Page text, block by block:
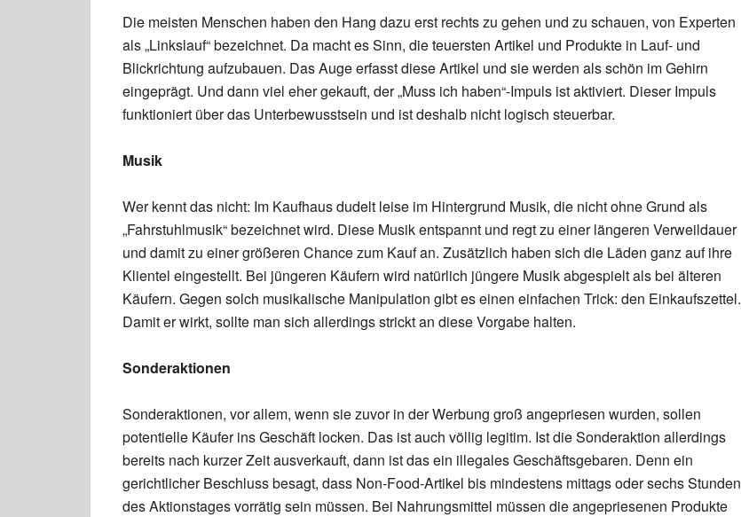
Die meisten Menschen haben den Hang dazu erst rechts zu gehen und zu schauen, von Experten
als „Linkslauf“ bezeichnet. Da macht es Sinn, die teuersten Artikel und Produkte in Lauf- und
Blickrichtung aufzubauen. Das Auge erfasst diese Artikel und sie werden als schön im Gehirn
eingeprägt. Und dann viel eher gekauft, der „Muss ich haben“-Impuls ist aktiviert. Dieser Impuls
funktioniert über das Unterbewusstsein und ist deshalb nicht logisch steuerbar.
Musik
Wer kennt das nicht: Im Kaufhaus dudelt leise im Hintergrund Musik, die nicht ohne Grund als
„Fahrstuhlmusik“ bezeichnet wird. Diese Musik entspannt und regt zu einer längeren Verweildauer
und damit zu einer größeren Chance zum Kauf an. Zusätzlich haben sich die Läden ganz auf ihre
Klientel eingestellt. Bei jüngeren Käufern wird natürlich jüngere Musik abgespielt als bei älteren
Käufern. Gegen solch musikalische Manipulation gibt es einen einfachen Trick: den Einkaufszettel.
Damit er wirkt, sollte man sich allerdings strickt an diese Vorgabe halten.
Sonderaktionen
Sonderaktionen, vor allem, wenn sie zuvor in der Werbung groß angepriesen wurden, sollen
potentielle Käufer ins Geschäft locken. Das ist auch völlig legitim. Ist die Sonderaktion allerdings
bereits nach kurzer Zeit ausverkauft, dann ist das ein illegales Geschäftsgebaren. Denn ein
gerichtlicher Beschluss besagt, dass Non-Food-Artikel bis mindestens mittags oder sechs Stunden
des Aktionstages vorrätig sein müssen. Bei Nahrungsmittel müssen die angepriesenen Produkte